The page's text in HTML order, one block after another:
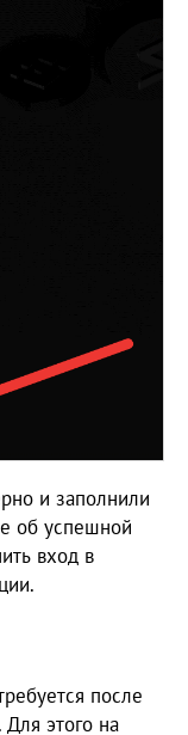
и заполнили
об успешной
вход в
после
этого на